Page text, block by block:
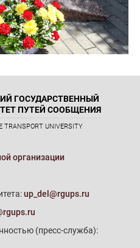
ГОСУДАРСТВЕННЫЙ
ПУТЕЙ СООБЩЕНИЯ
TRANSPORT UNIVERSITY
организации
up_del@rgups.ru
(пресс-служба):